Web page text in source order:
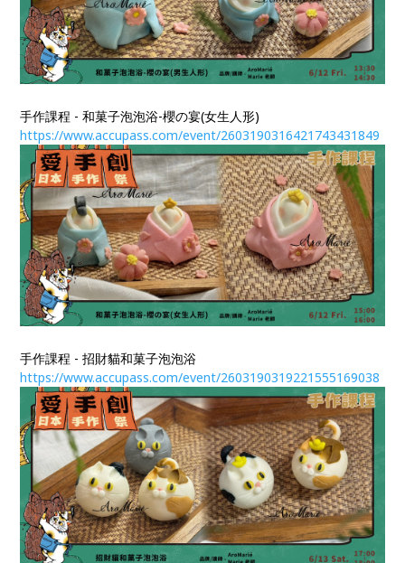
手作課程 - 和菓子泡泡浴-櫻の宴(女生人形)
https://www.accupass.com/event/2603190316421743431849​​​​​​​
手作課程 - 招財貓和菓子泡泡浴
https://www.accupass.com/event/2603190319221555169038​​​​​​​